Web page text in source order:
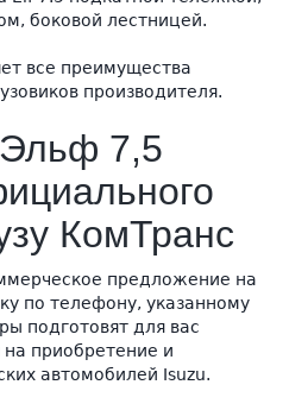
боковой лестницей.
все преимущества
производителя.
7,5
КомТранс
предложение на
по телефону, указанному
подготовят для вас
приобретение и
автомобилей Isuzu.